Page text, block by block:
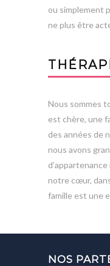
ou simplement
ne plus être
Nous sommes
est chère, une
des années de
nous avons
notre cœur,
famille est une
NOS